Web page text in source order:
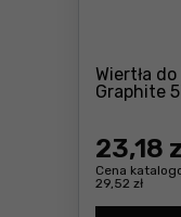
Wiertła
Graphite
23,18
Cena
29,52 zł